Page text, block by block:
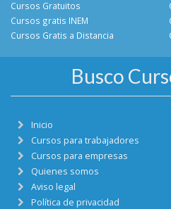
Cursos Gratuitos
Cursos gratis INEM
Cursos Gratis a Distancia
Busco
Inicio
Cursos para trabajadores
Cursos para empresas
Quienes somos
Aviso legal
Política de privacidad